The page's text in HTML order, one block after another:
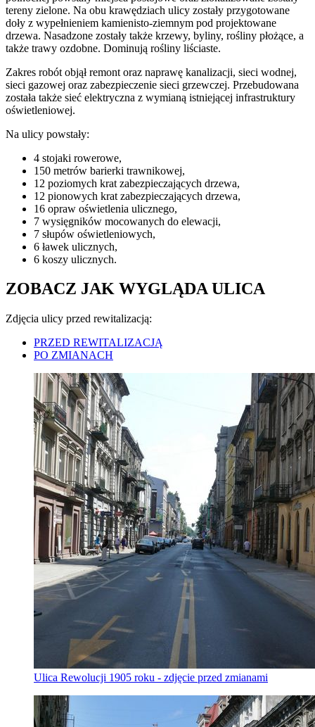
tereny zielone. Na obu krawędziach ulicy zostały przygotowane
doły z wypełnieniem kamienisto-ziemnym pod projektowane
drzewa. Nasadzone zostały także krzewy, byliny, rośliny płożące, a
także trawy ozdobne. Dominują rośliny liściaste.
Zakres robót objął remont oraz naprawę kanalizacji, sieci wodnej,
sieci gazowej oraz zabezpieczenie sieci grzewczej. Przebudowana
została także sieć elektryczna z wymianą istniejącej infrastruktury
oświetleniowej.
Na ulicy powstały:
4 stojaki rowerowe,
150 metrów barierki trawnikowej,
12 poziomych krat zabezpieczających drzewa,
12 pionowych krat zabezpieczających drzewa,
16 opraw oświetlenia ulicznego,
7 wysięgników mocowanych do elewacji,
7 słupów oświetleniowych,
6 ławek ulicznych,
6 koszy ulicznych.
ZOBACZ JAK WYGLĄDA ULICA
Zdjęcia ulicy przed rewitalizacją:
PRZED REWITALIZACJĄ
PO ZMIANACH
Ulica Rewolucji 1905 roku - zdjęcie przed zmianami